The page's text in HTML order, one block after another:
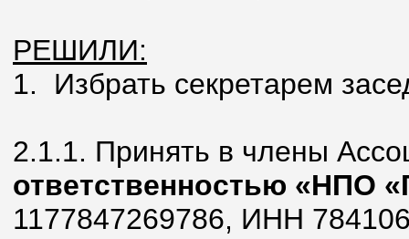
РЕШИЛИ:
1. Избрать секретарем
2.1.1. Принять в члены
ответственностью «НПО
1177847269786, ИНН